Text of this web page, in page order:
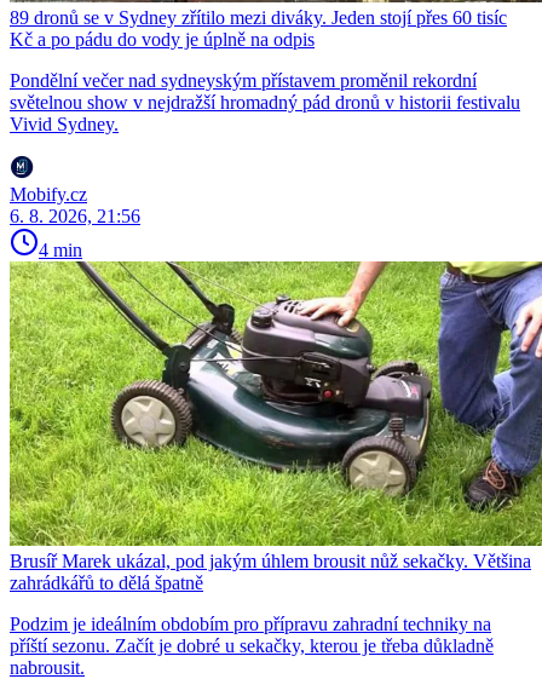
89 dronů se v Sydney zřítilo mezi diváky. Jeden stojí přes 60 tisíc
Kč a po pádu do vody je úplně na odpis
Pondělní večer nad sydneyským přístavem proměnil rekordní
světelnou show v nejdražší hromadný pád dronů v historii festivalu
Vivid Sydney.
Mobify.cz
6. 8. 2026, 21:56
4 min
Brusíř Marek ukázal, pod jakým úhlem brousit nůž sekačky. Většina
zahrádkářů to dělá špatně
Podzim je ideálním obdobím pro přípravu zahradní techniky na
příští sezonu. Začít je dobré u sekačky, kterou je třeba důkladně
nabrousit.